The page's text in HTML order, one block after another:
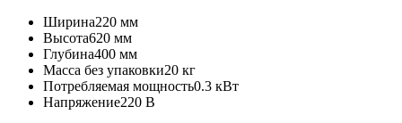
Ширина220 мм
Высота620 мм
Глубина400 мм
Масса без упаковки20 кг
Потребляемая мощность0.3 кВт
Напряжение220 В